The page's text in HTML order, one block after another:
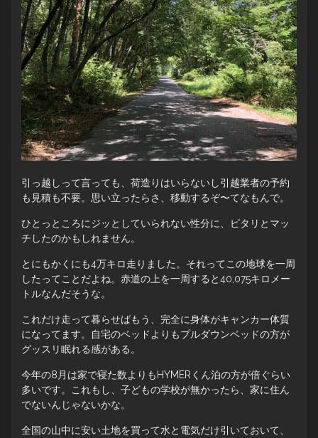
引っ越しって言っても、荷造りはいらないし引越業者の予約
も見積も不要。思い立ったらさ、移動するぞ〜てなもんで。
ひとっところにジッとしていられない性分に、ピタリとマッ
チしたのかもしれません。
とにもかくにも4万キロ走りました。それってこの地球を一周
したってことだよね。赤道の上を一周すると40,075キロメー
トルなんだそうな。
これだけ走って暮らせばもう、完全に身体がキャンカー体質
になってます。自宅のベッドよりもプルダウンベッドの方が
グッスリ眠れる感がある。
今年の8月は家で寝た数よりもHYMERくん泊の方が倍ぐらい
多いです。これもし、子どもの学校が無かったら、家に住ん
でないんじゃないかな。
全国の山中に安い土地を買って水と電気だけ引いておいて、